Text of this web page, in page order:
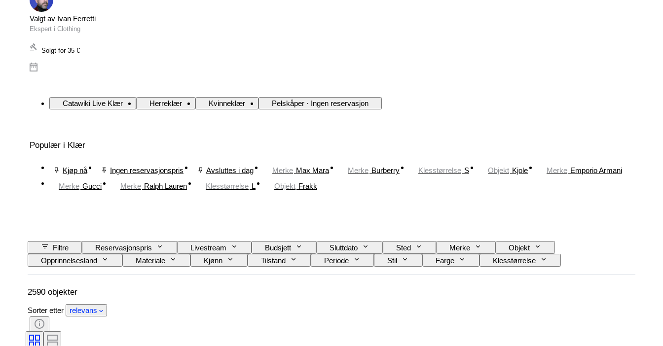
Valgt av Ivan Ferretti
Ekspert i Clothing
Solgt for 35 €
Catawiki Live Klær Herreklær Kvinneklær Pelskåper · Ingen reservasjon
Populær i Klær
Kjøp nå Ingen reservasjonspris Avsluttes i dag Merke Max Mara Merke Burberry Klesstørrelse S Objekt Kjole Merke Emporio Armani
Merke Gucci Merke Ralph Lauren Klesstørrelse L Objekt Frakk
Filtre Reservasjonspris Livestream Budsjett Sluttdato Sted Merke
Objekt
Opprinnelsesland
Materiale Kjønn Tilstand Periode Stil Farge
Klesstørrelse
Produktstørrelse
Æra Mønster Skjortekrage størrelse Tilbehør inkludert Skostørrelse
2590 objekter
Sorter etter relevans